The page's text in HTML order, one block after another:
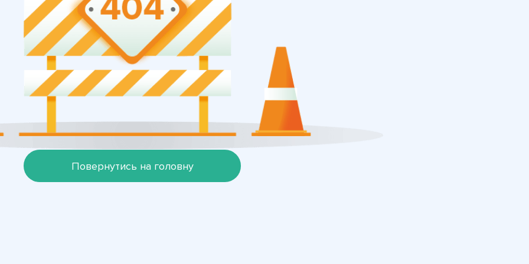
Повернутись на головну